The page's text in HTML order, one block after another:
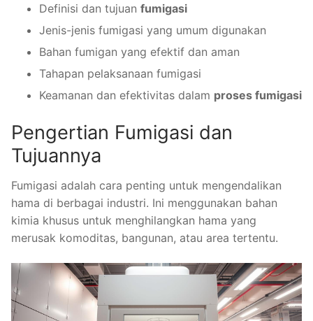
Definisi dan tujuan fumigasi
Jenis-jenis fumigasi yang umum digunakan
Bahan fumigan yang efektif dan aman
Tahapan pelaksanaan fumigasi
Keamanan dan efektivitas dalam proses fumigasi
Pengertian Fumigasi dan
Tujuannya
Fumigasi adalah cara penting untuk mengendalikan
hama di berbagai industri. Ini menggunakan bahan
kimia khusus untuk menghilangkan hama yang
merusak komoditas, bangunan, atau area tertentu.